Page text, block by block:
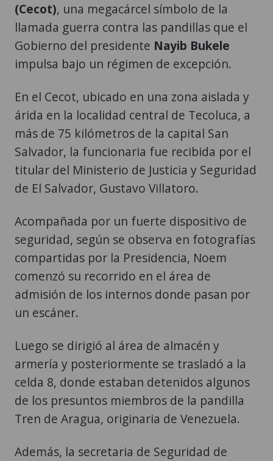
(Cecot), una megacárcel símbolo de la
llamada guerra contra las pandillas que el
Gobierno del presidente Nayib Bukele
impulsa bajo un régimen de excepción.
En el Cecot, ubicado en una zona aislada y
árida en la localidad central de Tecoluca, a
más de 75 kilómetros de la capital San
Salvador, la funcionaria fue recibida por el
titular del Ministerio de Justicia y Seguridad
de El Salvador, Gustavo Villatoro.
Acompañada por un fuerte dispositivo de
seguridad, según se observa en fotografías
compartidas por la Presidencia, Noem
comenzó su recorrido en el área de
admisión de los internos donde pasan por
un escáner.
Luego se dirigió al área de almacén y
armería y posteriormente se trasladó a la
celda 8, donde estaban detenidos algunos
de los presuntos miembros de la pandilla
Tren de Aragua, originaria de Venezuela.
Además, la secretaria de Seguridad de